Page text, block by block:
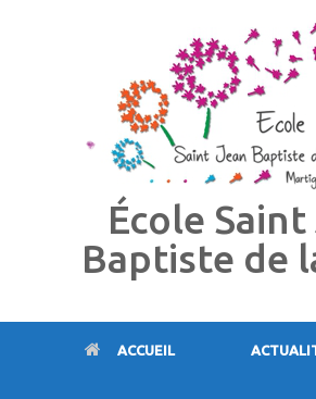
École Saint
Baptiste de
ACCUEIL